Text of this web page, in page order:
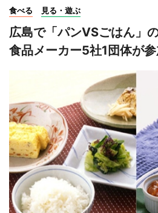
食べる 見る・遊ぶ
広島で「パンVSごはん」
食品メーカー5社1団体が